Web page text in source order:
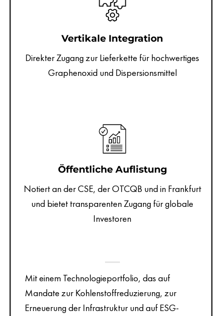
Vertikale Integration
Direkter Zugang zur Lieferkette für hochwertiges
Graphenoxid und Dispersionsmittel
Öffentliche Auflistung
Notiert an der CSE, der OTCQB und in Frankfurt
und bietet transparenten Zugang für globale
Investoren
Mit einem Technologieportfolio, das auf
Mandate zur Kohlenstoffreduzierung, zur
Erneuerung der Infrastruktur und auf ESG-